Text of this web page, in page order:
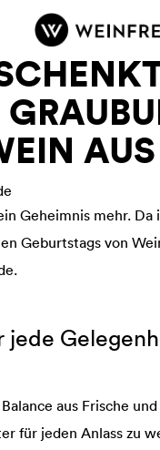
S
t
a
r
t
e
t
Geheimnis mehr.
Geburtstags von
jede
aus Frische
für jeden Anlass zu